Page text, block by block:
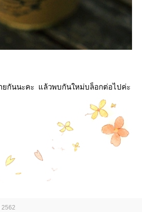
กันนะคะ แล้วพบกันใหม่บล็อกต่อไปค่ะ